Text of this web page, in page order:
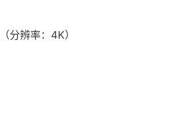
分辨率：4K）